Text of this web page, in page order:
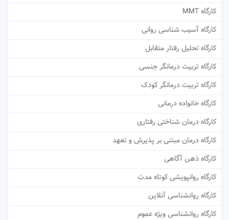
کارگاه MMT
کارگاه آسیب شناسی روانی
کارگاه تحلیل رفتار متقابل
کارگاه تربیت درمانگر جنسی
کارگاه تربیت درمانگر کودک
کارگاه خانواده درمانی
کارگاه درمان شناختی رفتاری
کارگاه درمان مبتنی بر پذیرش و تعهد
کارگاه ذهن آگاهی
کارگاه روانپویشی کوتاه مدت
کارگاه روانشناسی آنلاین
کارگاه روانشناسی ویژه عموم